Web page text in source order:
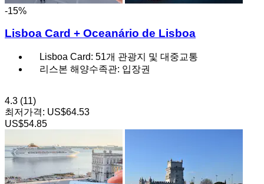
-15%
Lisboa Card + Oceanário de Lisboa
Lisboa Card: 51개 관광지 및 대중교통
리스본 해양수족관: 입장권
4.3 (11)
최저가격: US$64.53
US$54.85